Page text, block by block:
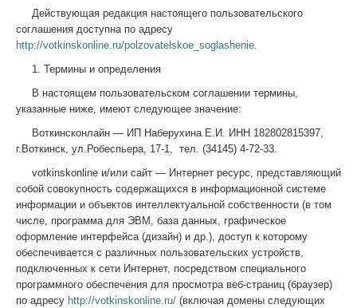
Действующая редакция настоящего пользовательского
соглашения доступна по адресу
http://votkinskonline.ru/polzovatelskoe_soglashenie
1. Термины и определения
В настоящем пользовательском соглашении термины,
указанные ниже, имеют следующее значение:
Воткинсконлайн — ИП Наберухина Е.И. ИНН 182802815397,
г.Воткинск, ул.Робеспьера, 17-1, тел. (34145) 4-72-33.
votkinskonline и/или сайт — Интернет ресурс, представляющий
собой совокупность содержащихся в информационной системе
информации и объектов интеллектуальной собственности (в том
числе, программа для ЭВМ, база данных, графическое
оформление интерфейса (дизайн) и др.), доступ к которому
обеспечивается с различных пользовательских устройств,
подключенных к сети Интернет, посредством специального
программного обеспечения для просмотра веб-страниц (браузер)
по адресу http://votkinskonline.ru/ (включая домены следующих